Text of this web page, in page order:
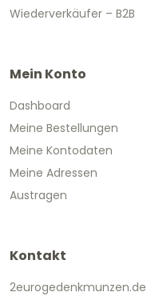
Wiederverkäufer – B2B
Mein Konto
Dashboard
Meine Bestellungen
Meine Kontodaten
Meine Adressen
Austragen
Kontakt
2eurogedenkmunzen.de